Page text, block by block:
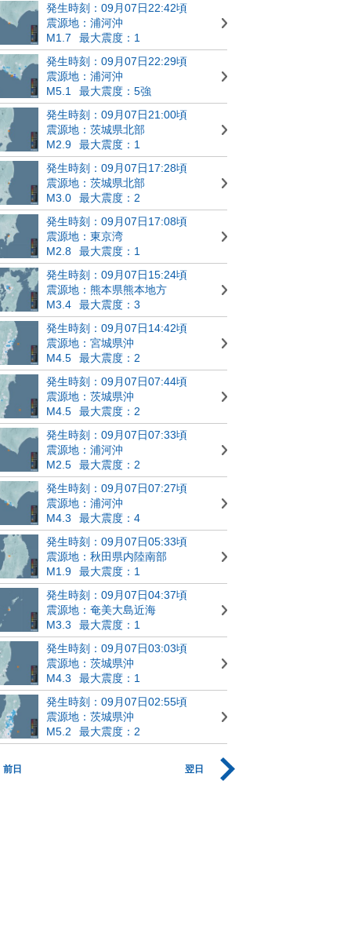
発生時刻：09月07日22:42頃
震源地：浦河沖
M1.7
最大震度：1
発生時刻：09月07日22:29頃
震源地：浦河沖
M5.1
最大震度：5強
発生時刻：09月07日21:00頃
震源地：茨城県北部
M2.9
最大震度：1
発生時刻：09月07日17:28頃
震源地：茨城県北部
M3.0
最大震度：2
発生時刻：09月07日17:08頃
震源地：東京湾
M2.8
最大震度：1
発生時刻：09月07日15:24頃
震源地：熊本県熊本地方
M3.4
最大震度：3
発生時刻：09月07日14:42頃
震源地：宮城県沖
M4.5
最大震度：2
発生時刻：09月07日07:44頃
震源地：茨城県沖
M4.5
最大震度：2
発生時刻：09月07日07:33頃
震源地：浦河沖
M2.5
最大震度：2
発生時刻：09月07日07:27頃
震源地：浦河沖
M4.3
最大震度：4
発生時刻：09月07日05:33頃
震源地：秋田県内陸南部
M1.9
最大震度：1
発生時刻：09月07日04:37頃
震源地：奄美大島近海
M3.3
最大震度：1
発生時刻：09月07日03:03頃
震源地：茨城県沖
M4.3
最大震度：1
発生時刻：09月07日02:55頃
震源地：茨城県沖
M5.2
最大震度：2
前日 翌日